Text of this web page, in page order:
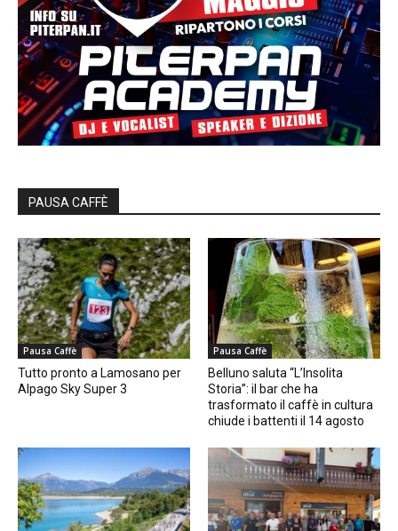
PAUSA CAFFÈ
Pausa Caffè
Tutto pronto a Lamosano per
Alpago Sky Super 3
Pausa Caffè
Belluno saluta “L’Insolita
Storia”: il bar che ha
trasformato il caffè in cultura
chiude i battenti il 14 agosto